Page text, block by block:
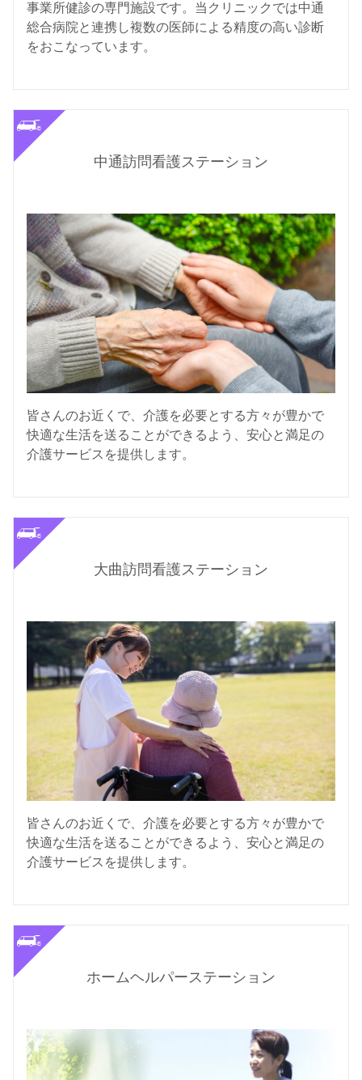
事業所健診の専門施設です。当クリニックでは中通
総合病院と連携し複数の医師による精度の高い診断
をおこなっています。
中通訪問看護ステーション
皆さんのお近くで、介護を必要とする方々が豊かで
快適な生活を送ることができるよう、安心と満足の
介護サービスを提供します。
大曲訪問看護ステーション
皆さんのお近くで、介護を必要とする方々が豊かで
快適な生活を送ることができるよう、安心と満足の
介護サービスを提供します。
ホームヘルパーステーション